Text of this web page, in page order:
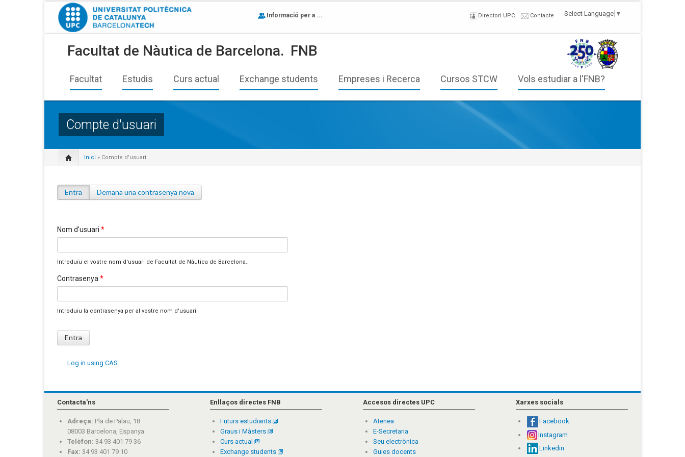
Select Language ▼
Directori UPC Contacte
Informació per a ...
Facultat de Nàutica de Barcelona. FNB
Facultat Estudis Curs actual Exchange students Empreses i Recerca Cursos STCW Vols estudiar a l'FNB?
Compte d'usuari
Inici » Compte d'usuari
Pestanyes primàries
Entra (pestanya activa)
Demana una contrasenya nova
Nom d'usuari *
Introduïu el vostre nom d'usuari de Facultat de Nàutica de Barcelona..
Contrasenya *
Introduïu la contrasenya per al vostre nom d'usuari.
Log in using CAS
Contacta'ns
Adreça: Pla de Palau, 18
08003 Barcelona, Espanya
Telèfon: 34 93 401 79 36
Fax: 34 93 401 79 10
Enllaços directes FNB
Futurs estudiants
Graus i Màsters
Curs actual
Exchange students
Accesos directes UPC
Atenea
E-Secretaria
Seu electrònica
Guies docents
Xarxes socials
Facebook
Instagram
Linkedin